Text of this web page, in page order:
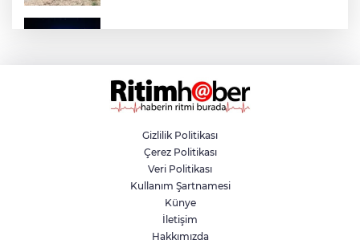
Aslı Hünel’den Bursa Festivali’nde
unutulmaz gece
Osmangazi Belediyesi istihdama köprü
olmayı sürdürüyor
Yıldırım’da çocuklar yazı bilim ve sanatla
değerlendiriyor
Gizlilik Politikası
Çerez Politikası
Veri Politikası
Kullanım Şartnamesi
Künye
İletişim
Hakkımızda